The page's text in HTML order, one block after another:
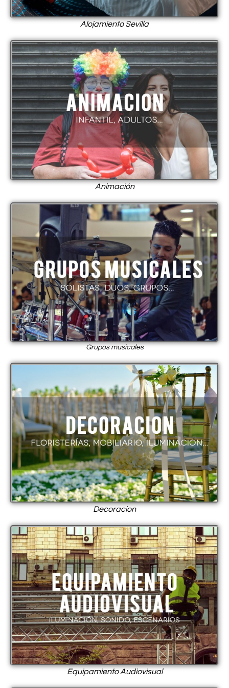
Alojamiento Sevilla
Animación
Grupos musicales
Decoracion
Equipamiento Audiovisual